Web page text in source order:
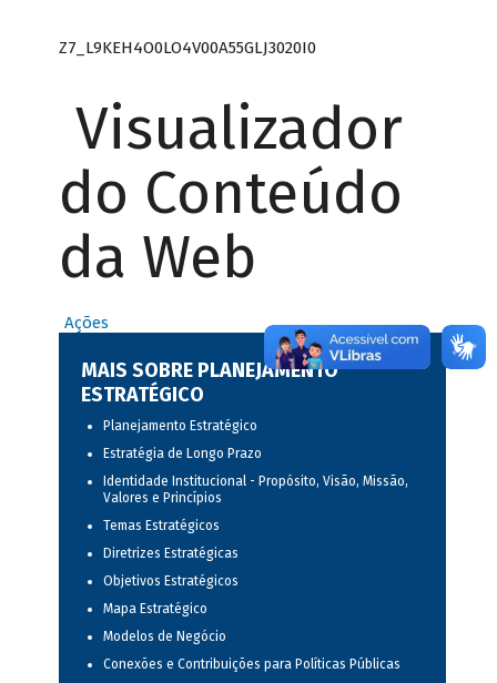
Z7_L9KEH4O0LO4V00A55GLJ3020I0
Visualizador
do Conteúdo
da Web
Ações
MAIS SOBRE PLANEJAMENTO
ESTRATÉGICO
Planejamento Estratégico
Estratégia de Longo Prazo
Identidade Institucional - Propósito, Visão, Missão,
Valores e Princípios
Temas Estratégicos
Diretrizes Estratégicas
Objetivos Estratégicos
Mapa Estratégico
Modelos de Negócio
Conexões e Contribuições para Políticas Públicas